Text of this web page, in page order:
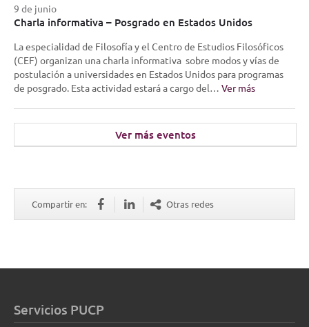
9 de junio
Charla informativa – Posgrado en Estados Unidos
La especialidad de Filosofía y el Centro de Estudios Filosóficos
(CEF) organizan una charla informativa sobre modos y vías de
postulación a universidades en Estados Unidos para programas
de posgrado. Esta actividad estará a cargo del… Ver más
Ver más eventos
Compartir en: Otras redes
Servicios PUCP